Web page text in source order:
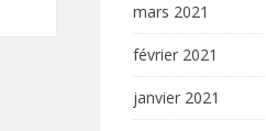
mars 2021
février 2021
janvier 2021